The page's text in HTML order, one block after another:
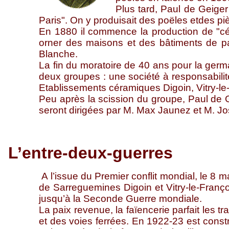
Plus tard, Paul de
Paris". On y produisait des poëles etdes
En 1880 il commence la production de
orner des maisons et des bâtiments de
Blanche.
La fin du moratoire de 40 ans pour la
deux groupes : une société à
Etablissements céramiques Digoin, Vitry-
Peu après la scission du groupe, Paul de
seront dirigées par M. Max Jaunez et M.
L’entre-deux-guerres
A l’issue du Premier conflit mondial, le 8
de Sarreguemines Digoin et Vitry-le-
jusqu’à la Seconde Guerre mondiale.
La paix revenue, la faïencerie parfait les
et des voies ferrées. En 1922-23 est